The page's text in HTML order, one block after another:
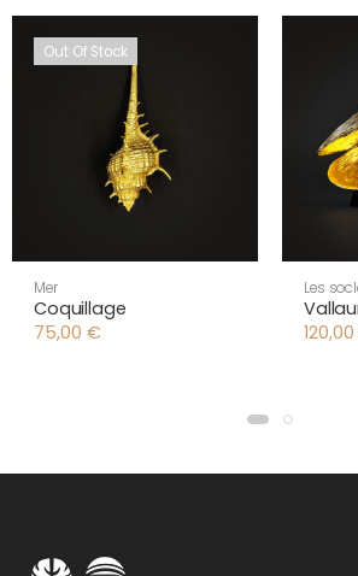
Out Of Stock
Mer
Coquillage
75,00 €
Les
120,00